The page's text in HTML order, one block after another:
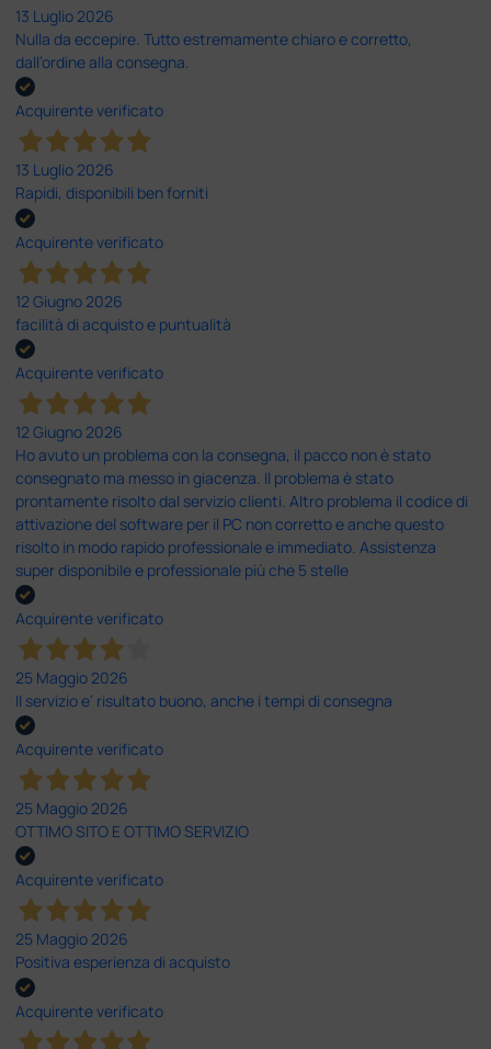
13 Luglio 2026
Nulla da eccepire. Tutto estremamente chiaro e corretto,
dall’ordine alla consegna.
Acquirente verificato
13 Luglio 2026
Rapidi, disponibili ben forniti
Acquirente verificato
12 Giugno 2026
facilità di acquisto e puntualità
Acquirente verificato
12 Giugno 2026
Ho avuto un problema con la consegna, il pacco non è stato
consegnato ma messo in giacenza. Il problema è stato
prontamente risolto dal servizio clienti. Altro problema il codice di
attivazione del software per il PC non corretto e anche questo
risolto in modo rapido professionale e immediato. Assistenza
super disponibile e professionale più che 5 stelle
Acquirente verificato
25 Maggio 2026
Il servizio e’ risultato buono, anche i tempi di consegna
Acquirente verificato
25 Maggio 2026
OTTIMO SITO E OTTIMO SERVIZIO
Acquirente verificato
25 Maggio 2026
Positiva esperienza di acquisto
Acquirente verificato